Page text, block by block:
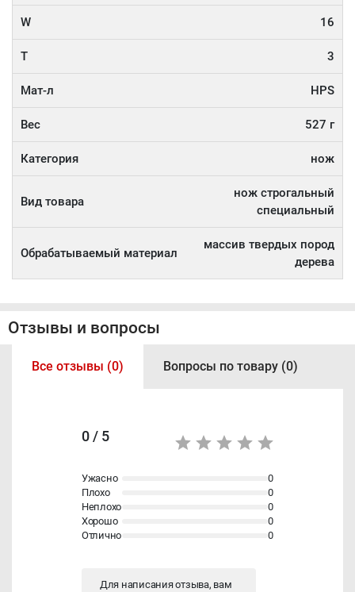
W 16
T 3
Мат-л HPS
Вес 527 г
Категория нож
Вид товара
нож строгальный
специальный
Обрабатываемый материал
массив твердых пород
дерева
Отзывы и вопросы
Все отзывы (0) Вопросы по товару (0)
0 / 5
Ужасно
0
Плохо
0
Неплохо
0
Хорошо
0
Отлично
0
Для написания отзыва, вам